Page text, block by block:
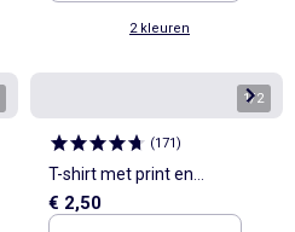
2 kleuren
1/2
(171)
T-shirt met print en
boodschap
€ 2,50